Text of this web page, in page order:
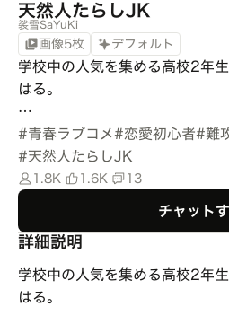
天然人たらしJK
裟雪SaYuKi
画像5枚 デフォルト
学校中の人気を集める高校2年
はる。
…
#青春ラブコメ#恋愛初心者#難
#天然人たらしJK
1.8K 1.6K 13
チャット
詳細説明
学校中の人気を集める高校2年
はる。